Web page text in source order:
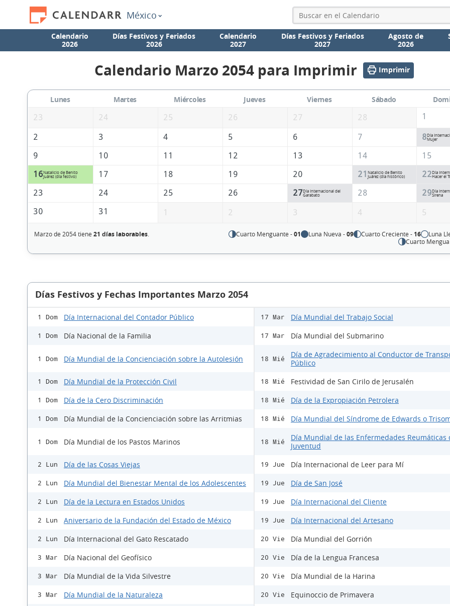
México
Calendario
2026
Días Festivos y Feriados
2026
Calendario
2027
Días Festivos y Feriados
2027
Agosto de
2026
Calendario Marzo 2054 para Imprimir Imprimir
Lunes Martes Miércoles Jueves Viernes Sábado
23
24 25 26 27 28 1
2 3 4 5 6 7 8Día
Mujer
9 10 11 12 13 14
15
16Natalicio de Benito
Juárez (día festivo)
17 18 19 20 21 Natalicio de Benito
Juárez (día histórico)
22Día
Hacer el
23 24 25 26 27Día Internacional del
Garabato
28 29Día
Sirena
30 31 1 2 3 4 5
Marzo de 2054 tiene 21 días laborables. Cuarto Menguante -01 Luna Nueva -09 Cuarto Creciente - 16
Luna
Cuarto
Días Festivos y Fechas Importantes Marzo 2054
1 Dom Día Internacional del Contador Público
1 Dom Día Nacional de la Familia
1 Dom Día Mundial de la Concienciación sobre la Autolesión
1 Dom Día Mundial de la Protección Civil
1 Dom Día de la Cero Discriminación
1 Dom Día Mundial de la Concienciación sobre las Arritmias
1 Dom Día Mundial de los Pastos Marinos
2 Lun Día de las Cosas Viejas
2 Lun Día Mundial del Bienestar Mental de los Adolescentes
2 Lun Día de la Lectura en Estados Unidos
2 Lun Aniversario de la Fundación del Estado de México
2 Lun Día Internacional del Gato Rescatado
3 Mar Día Nacional del Geofísico
3 Mar Día Mundial de la Vida Silvestre
3 Mar Día Mundial de la Naturaleza
17 Mar Día Mundial del Trabajo Social
17 Mar Día Mundial del Submarino
18 Mié
Día de Agradecimiento al Conductor de
Público
18 Mié Festividad de San Cirilo de Jerusalén
18 Mié Día de la Expropiación Petrolera
18 Mié Día Mundial del Síndrome de Edwards o
18 Mié
Día Mundial de las Enfermedades Reumáticas
Juventud
19 Jue Día Internacional de Leer para Mí
19 Jue Día de San José
19 Jue Día Internacional del Cliente
19 Jue Día Internacional del Artesano
20 Vie Día Mundial del Gorrión
20 Vie Día de la Lengua Francesa
20 Vie Día Mundial de la Harina
20 Vie Equinoccio de Primavera